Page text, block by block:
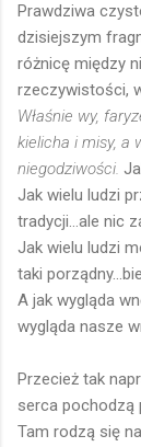
Prawdziwa
dzisiejszym
różnicę między
rzeczywistości,
Właśnie wy,
kielicha i misy, a
niegodziwości.
Jak wielu ludzi
tradycji...ale nic
Jak wielu ludzi
taki
A jak wygląda
wygląda nasze
Przecież tak
serca pochodzą
Tam rodzą się